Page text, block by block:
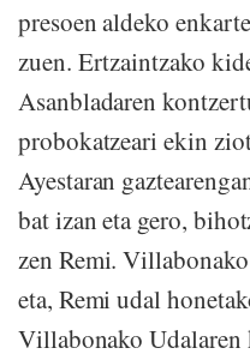
presoen aldeko
zuen. Ertzaintzako
Asanbladaren
probokatzeari ekin
Ayestaran
bat izan eta gero,
zen Remi.
eta, Remi udal
Villabonako Udalaren